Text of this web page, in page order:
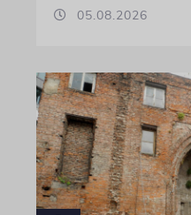
05.08.2026